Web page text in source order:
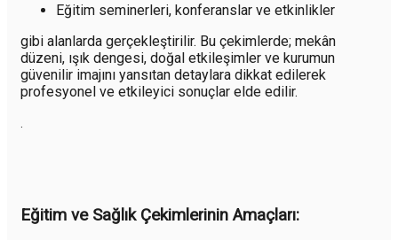
Eğitim seminerleri, konferanslar ve etkinlikler
gibi alanlarda gerçekleştirilir. Bu çekimlerde; mekân
düzeni, ışık dengesi, doğal etkileşimler ve kurumun
güvenilir imajını yansıtan detaylara dikkat edilerek
profesyonel ve etkileyici sonuçlar elde edilir.
.
Eğitim ve Sağlık Çekimlerinin Amaçları: